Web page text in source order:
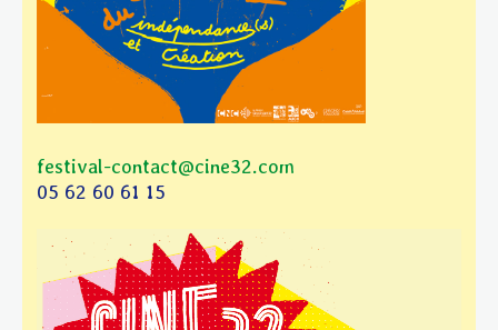
festival-contact@cine32.com
05 62 60 61 15